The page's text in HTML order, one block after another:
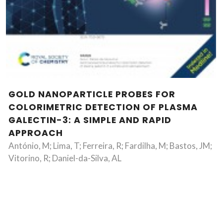
GOLD NANOPARTICLE PROBES FOR
COLORIMETRIC DETECTION OF PLASMA
GALECTIN-3: A SIMPLE AND RAPID
APPROACH
António, M; Lima, T; Ferreira, R; Fardilha, M; Bastos, JM;
Vitorino, R; Daniel-da-Silva, AL